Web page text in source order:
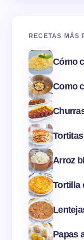
RECETAS MÁS
Cómo
Como
Tortitas
Arroz
Tortilla
Papas